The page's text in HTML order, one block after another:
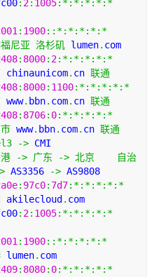
: 2: 1005:*:*:*:*:*
: 1900::*:*:*:*:*
尼亚 洛杉矶 lumen. com
: 8000: 2:*:*:*:*:*
chinaunicom. cn 联通
: 8000: 1100:*:*:*:*:*
www. bbn. com. cn 联通
: 8706: 0:*:*:*:*:*
www. bbn. com. cn 联通
-> CMI
-> 广东 -> 北京
自治
AS3356 -> AS9808
: 97c0: 7d7:*:*:*:*:*
akilecloud . com
: 2: 1005:*:*:*:*:*
: 1900::*:*:*:*:*
lumen. com
: 8080: 0:*:*:*:*:*